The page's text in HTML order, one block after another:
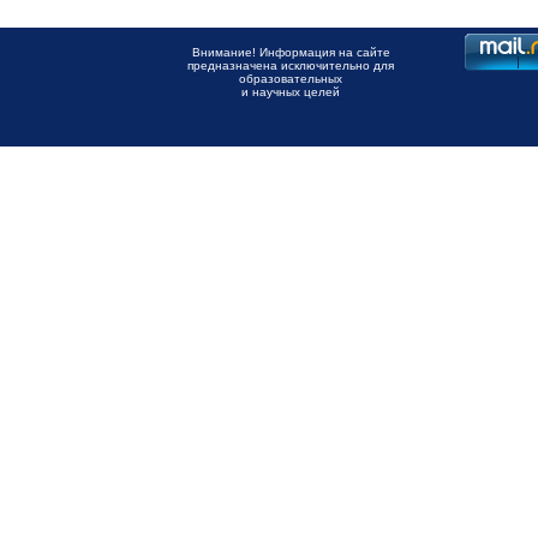
Внимание! Информация на сайте
предназначена исключительно для
образовательных
и научных целей